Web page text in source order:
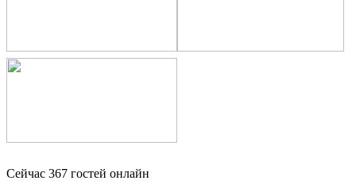
Сейчас 367 гостей онлайн